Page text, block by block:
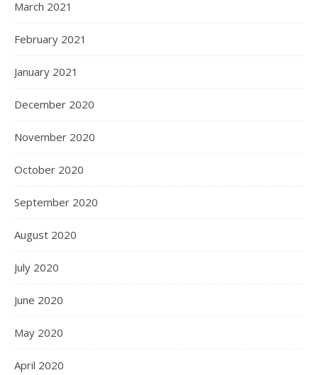
March 2021
February 2021
January 2021
December 2020
November 2020
October 2020
September 2020
August 2020
July 2020
June 2020
May 2020
April 2020